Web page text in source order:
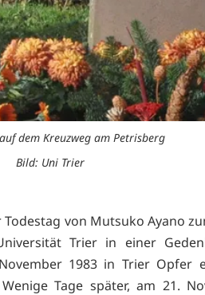
dem Kreuzweg am Petrisberg
Bild: Uni Trier
von Mutsuko Ayano
Trier in einer
1983 in Trier Opfer
Tage später, am 21.